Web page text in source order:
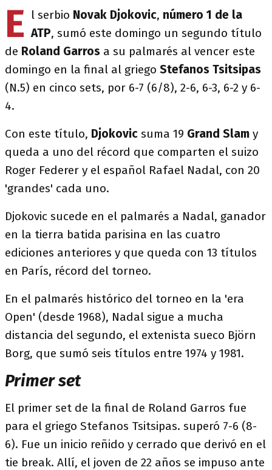
E l serbio Novak Djokovic, número 1 de la
ATP, sumó este domingo un segundo título
de Roland Garros a su palmarés al vencer este
domingo en la final al griego Stefanos Tsitsipas
(N.5) en cinco sets, por 6-7 (6/8), 2-6, 6-3, 6-2 y 6-
4.
Con este título, Djokovic suma 19 Grand Slam y
queda a uno del récord que comparten el suizo
Roger Federer y el español Rafael Nadal, con 20
'grandes' cada uno.
Djokovic sucede en el palmarés a Nadal, ganador
en la tierra batida parisina en las cuatro
ediciones anteriores y que queda con 13 títulos
en París, récord del torneo.
En el palmarés histórico del torneo en la 'era
Open' (desde 1968), Nadal sigue a mucha
distancia del segundo, el extenista sueco Björn
Borg, que sumó seis títulos entre 1974 y 1981.
Primer set
El primer set de la final de Roland Garros fue
para el griego Stefanos Tsitsipas. superó 7-6 (8-
6). Fue un inicio reñido y cerrado que derivó en el
tie break. Allí, el joven de 22 años se impuso ante